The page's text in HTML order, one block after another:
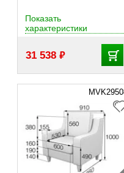
31 538 ₽
Показать
характеристики